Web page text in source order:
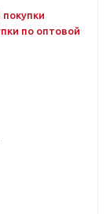
по оптовой